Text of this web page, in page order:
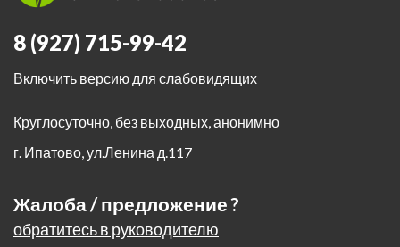
8 (927) 715-99-42
Включить версию для слабовидящих
Круглосуточно, без выходных, анонимно
г. Ипатово,ул.Ленина д.117
Жалоба / предложение ?
обратитесь в руководителю